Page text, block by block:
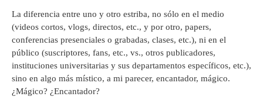
La diferencia entre uno y otro estriba, no sólo en el medio
(videos cortos, vlogs, directos, etc., y por otro, papers,
conferencias presenciales o grabadas, clases, etc.), ni en el
público (suscriptores, fans, etc., vs., otros publicadores,
instituciones universitarias y sus departamentos específicos, etc.),
sino en algo más místico, a mi parecer, encantador, mágico.
¿Mágico? ¿Encantador?